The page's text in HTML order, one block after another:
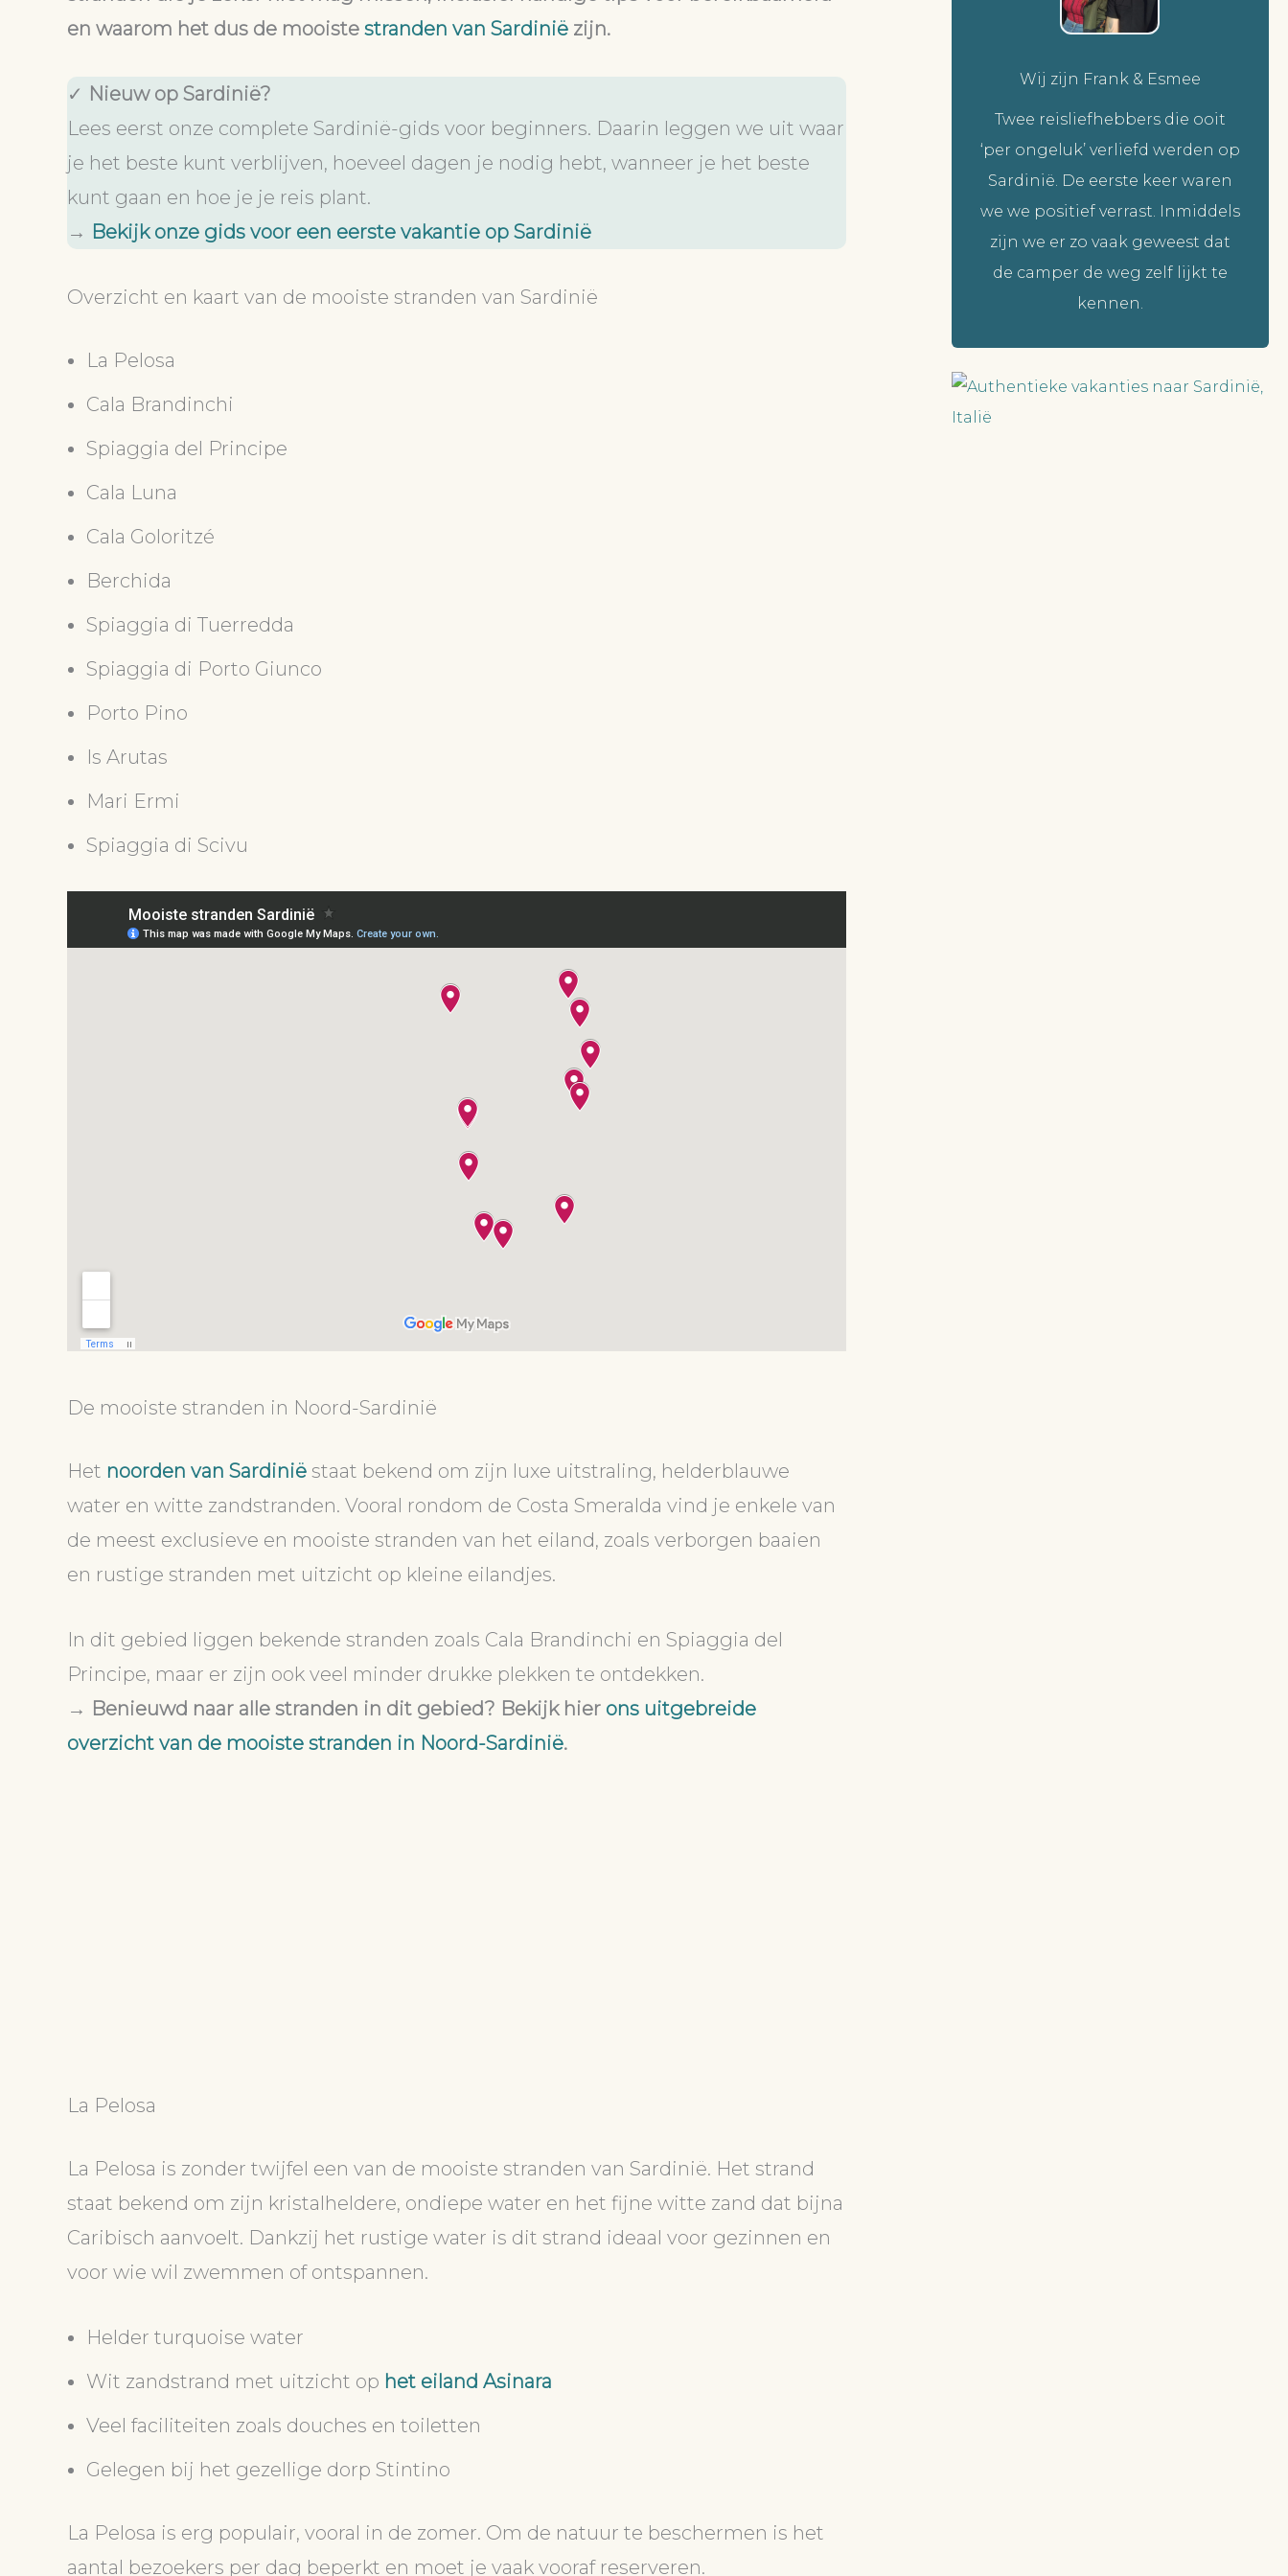
en waarom het dus de mooiste stranden van Sardinië zijn.
✓ Nieuw op Sardinië?
Lees eerst onze complete Sardinië-gids voor beginners. Daarin leggen we uit waar
je het beste kunt verblijven, hoeveel dagen je nodig hebt, wanneer je het beste
kunt gaan en hoe je je reis plant.
→ Bekijk onze gids voor een eerste vakantie op Sardinië
Overzicht en kaart van de mooiste stranden van Sardinië
La Pelosa
Cala Brandinchi
Spiaggia del Principe
Cala Luna
Cala Goloritzé
Berchida
Spiaggia di Tuerredda
Spiaggia di Porto Giunco
Porto Pino
Is Arutas
Mari Ermi
Spiaggia di Scivu
De mooiste stranden in Noord-Sardinië
Het noorden van Sardinië staat bekend om zijn luxe uitstraling, helderblauwe
water en witte zandstranden. Vooral rondom de Costa Smeralda vind je enkele van
de meest exclusieve en mooiste stranden van het eiland, zoals verborgen baaien
en rustige stranden met uitzicht op kleine eilandjes.
In dit gebied liggen bekende stranden zoals Cala Brandinchi en Spiaggia del
Principe, maar er zijn ook veel minder drukke plekken te ontdekken.
→ Benieuwd naar alle stranden in dit gebied? Bekijk hier ons uitgebreide
overzicht van de mooiste stranden in Noord-Sardinië.
La Pelosa
La Pelosa is zonder twijfel een van de mooiste stranden van Sardinië. Het strand
staat bekend om zijn kristalheldere, ondiepe water en het fijne witte zand dat bijna
Caribisch aanvoelt. Dankzij het rustige water is dit strand ideaal voor gezinnen en
voor wie wil zwemmen of ontspannen.
Helder turquoise water
Wit zandstrand met uitzicht op het eiland Asinara
Veel faciliteiten zoals douches en toiletten
Gelegen bij het gezellige dorp Stintino
La Pelosa is erg populair, vooral in de zomer. Om de natuur te beschermen is het
aantal bezoekers per dag beperkt en moet je vaak vooraf reserveren.
Wij zijn Frank & Esmee
Twee reisliefhebbers die ooit
‘per ongeluk’ verliefd werden op
Sardinië. De eerste keer waren
we we positief verrast. Inmiddels
zijn we er zo vaak geweest dat
de camper de weg zelf lijkt te
kennen.